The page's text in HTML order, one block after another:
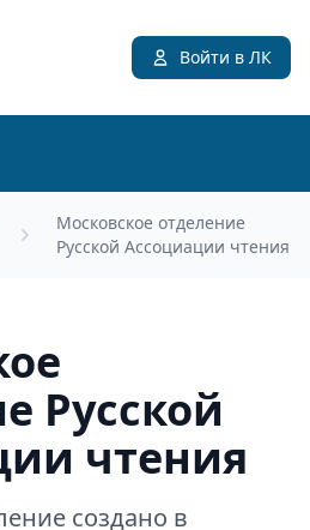
Войти в ЛК
Московское отделение
Русской Ассоциации чтения
Русской
чтения
создано в